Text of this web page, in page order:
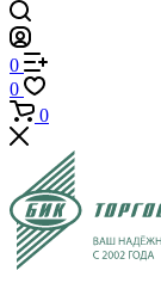
0
0
0